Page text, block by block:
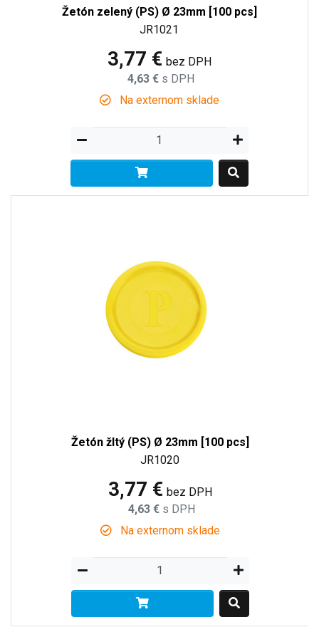
Žetón zelený (PS) Ø 23mm [100 pcs]
JR1021
3,77 € bez DPH
4,63 € s DPH
Na externom sklade
Žetón žltý (PS) Ø 23mm [100 pcs]
JR1020
3,77 € bez DPH
4,63 € s DPH
Na externom sklade